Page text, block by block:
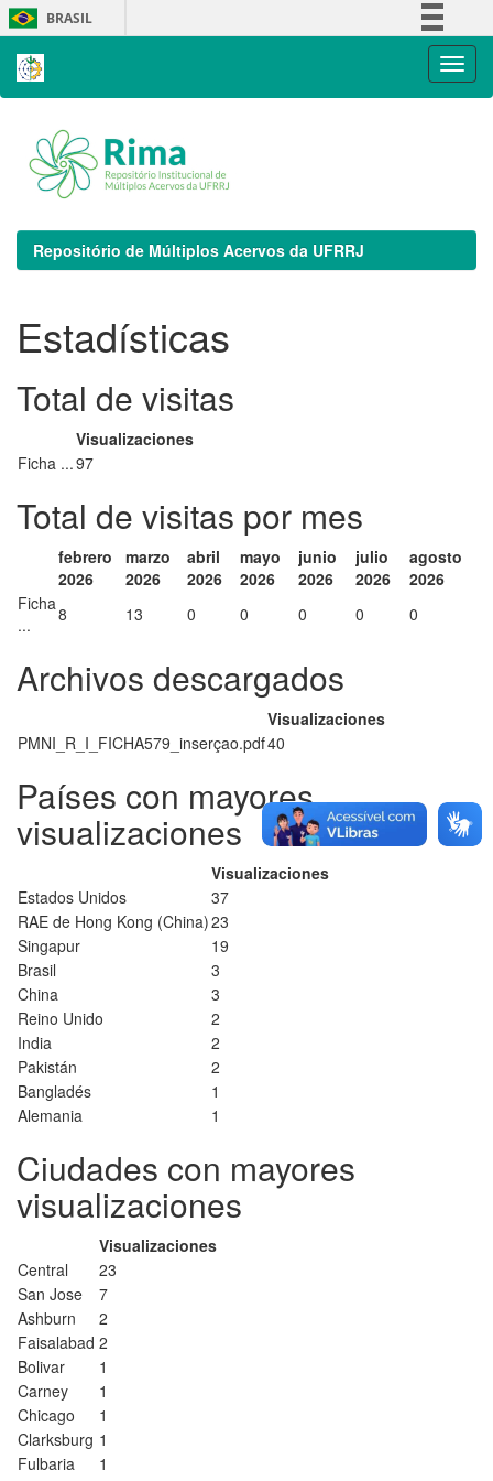
Skip
navigation
BRASIL
Repositório de Múltiplos Acervos da UFRRJ
Estadísticas
Total de visitas
Visualizaciones
Ficha ...97
Total de visitas por mes
febrero
2026
marzo
2026
abril
2026
mayo
2026
junio
2026
julio
2026
agosto
2026
Ficha
...
8 13 0 0 0 0 0
Archivos descargados
Visualizaciones
PMNI_R_I_FICHA579_inserçao.pdf40
Países con mayores
visualizaciones
Visualizaciones
Estados Unidos
37
RAE de Hong Kong (China)23
Singapur
19
Brasil
3
China
3
Reino Unido
2
India
2
Pakistán
2
Bangladés
1
Alemania
1
Ciudades con mayores
visualizaciones
Visualizaciones
Central
23
San Jose
7
Ashburn
2
Faisalabad 2
Bolivar
1
Carney
1
Chicago
1
Clarksburg 1
Fulbaria
1